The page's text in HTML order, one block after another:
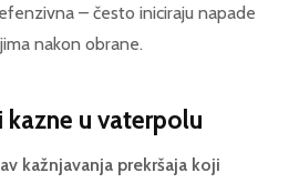
– često iniciraju napade
nakon obrane.
kazne u vaterpolu
kažnjavanja prekršaja koji